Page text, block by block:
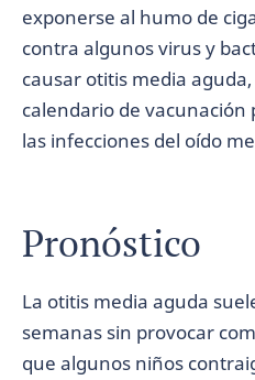
exponerse al humo de
contra algunos virus y
causar otitis media
calendario de
las infecciones del oído
Pronóstico
La otitis media aguda
semanas sin provocar
que algunos niños